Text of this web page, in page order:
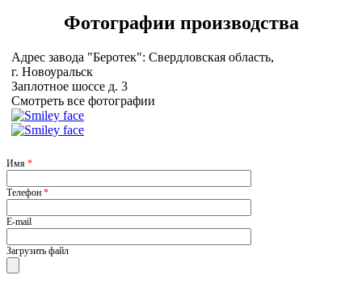
Фотографии производства
Адрес завода "Беротек": Свердловская область,
г. Новоуральск
Заплотное шоссе д. 3
Смотреть все фотографии
Имя *
Телефон *
E-mail
Загрузить файл